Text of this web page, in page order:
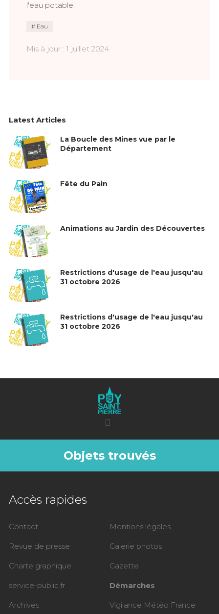
l'eau potable.
Eau
Mis à jour : 1 juillet 2024
Latest Articles
La Boucle des Mines vue par le
Département
Fête du Pain
Animations au Jardin des Découvertes
Restrictions d'usage de l'eau jusqu'au
31 octobre 2026
Restrictions d'usage de l'eau jusqu'au
31 octobre 2026
Objets trouvés
Accès rapides
Contact Mentions légales
Revue de presse Galerie photos
Charte graphique Gazette
service-public.fr Démarches
Archives Vigilance Météo France